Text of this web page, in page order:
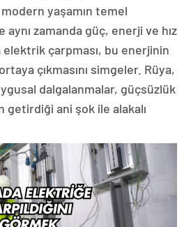
yaşamın temel
zamanda güç, enerji ve hız
elektrik çarpması, bu enerjinin
çıkmasını simgeler. Rüya,
dalgalanmalar, güçsüzlük
getirdiği ani şok ile alakalı